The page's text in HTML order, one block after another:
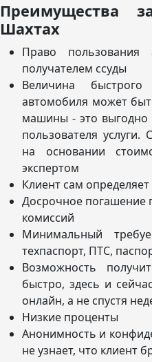
Преимущества
Шахтах
Право пользования
получателем ссуды
Величина
автомобиля может
машины - это выгодно
пользователя
на основании
экспертом
Клиент сам
Досрочное погашение
комиссий
Минимальный
техпаспорт, ПТС,
Возможность
быстро, здесь и
онлайн, а не спустя
Низкие проценты
Анонимность и
не узнает, что клиент